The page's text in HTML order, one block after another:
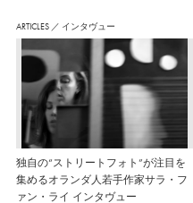
ARTICLES ／ インタヴュー
独自の“ストリートフォト”が注目を
集めるオランダ人若手作家サラ・フ
ァン・ライ インタヴュー